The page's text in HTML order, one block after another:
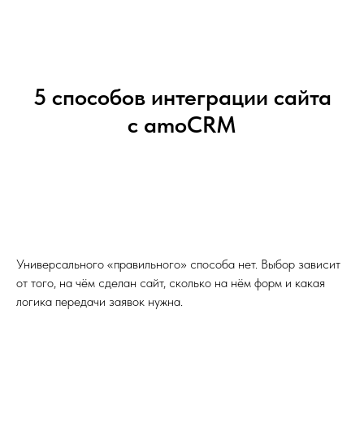
5 способов интеграции сайта
с amoCRM
Универсального «правильного» способа нет. Выбор зависит
от того, на чём сделан сайт, сколько на нём форм и какая
логика передачи заявок нужна.